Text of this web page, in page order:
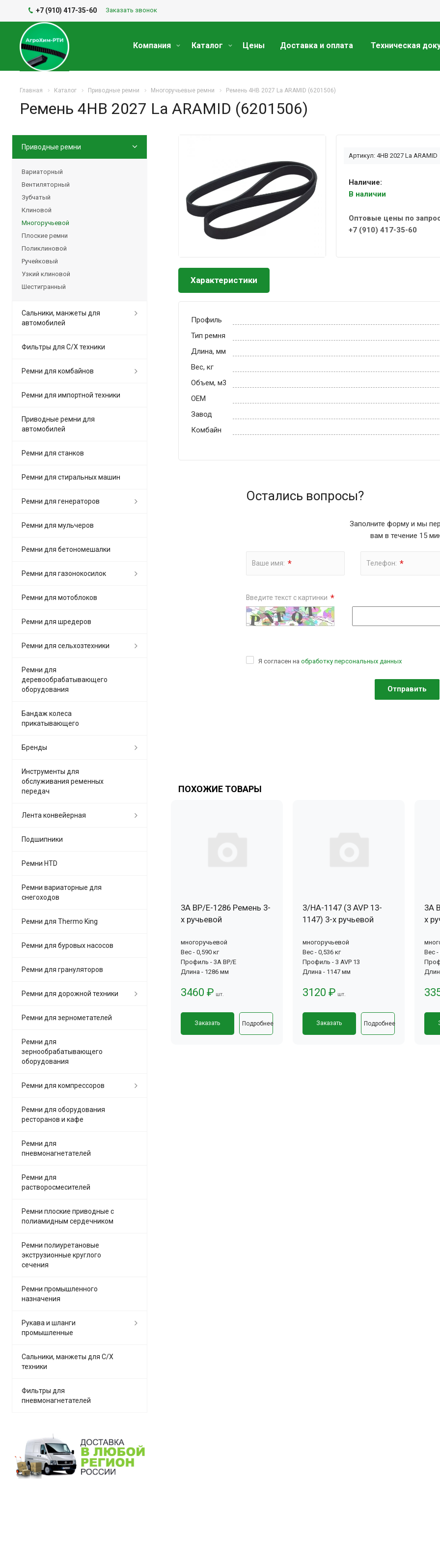
+7 (910) 417-35-60 Заказать звонок
Компания Каталог Цены Доставка и оплата Техническая
Главная Каталог Приводные ремни Многоручьевые ремни Ремень 4HB 2027 La ARAMID (6201506)
Ремень 4HB 2027 La ARAMID (6201506)
Артикул: 4HB 2027 La ARAMID
Наличие:
В наличии
Оптовые цены по
+7 (910) 417-35-60
Характеристики
Профиль
Тип ремня
Длина, мм
Вес, кг
Объем, м3
OEM
Завод
Комбайн
Остались вопросы?
Заполните форму и мы
вам в течение 15
Ваше имя: * Телефон: *
Введите текст с картинки *
Я согласен на обработку персональных данных
ПОХОЖИЕ ТОВАРЫ
3А BP/E-1286 Ремень 3-
х ручьевой
многоручьевой
Вес - 0,590 кг
Профиль - 3А BP/E
Длина - 1286 мм
3460 ₽ шт.
Заказать Подробнее
3/HA-1147 (3 AVP 13-
1147) 3-х ручьевой
многоручьевой
Вес - 0,536 кг
Профиль - 3 AVP 13
Длина - 1147 мм
3120 ₽ шт.
Заказать Подробнее
3А
х
Вес -
Приводные ремни
Вариаторный
Вентиляторный
Зубчатый
Клиновой
Многоручьевой
Плоские ремни
Поликлиновой
Ручейковый
Узкий клиновой
Шестигранный
Сальники, манжеты для
автомобилей
Фильтры для С/Х техники
Ремни для комбайнов
Ремни для импортной техники
Приводные ремни для
автомобилей
Ремни для станков
Ремни для стиральных машин
Ремни для генераторов
Ремни для мульчеров
Ремни для бетономешалки
Ремни для газонокосилок
Ремни для мотоблоков
Ремни для шредеров
Ремни для сельхозтехники
Ремни для
деревообрабатывающего
оборудования
Бандаж колеса
прикатывающего
Бренды
Инструменты для
обслуживания ременных
передач
Лента конвейерная
Подшипники
Ремни HTD
Ремни вариаторные для
снегоходов
Ремни для Thermo King
Ремни для буровых насосов
Ремни для грануляторов
Ремни для дорожной техники
Ремни для зернометателей
Ремни для
зернообрабатывающего
оборудования
Ремни для компрессоров
Ремни для оборудования
ресторанов и кафе
Ремни для
пневмонагнетателей
Ремни для
растворосмесителей
Ремни плоские приводные с
полиамидным сердечником
Ремни полиуретановые
экструзионные круглого
сечения
Ремни промышленного
назначения
Рукава и шланги
промышленные
Сальники, манжеты для С/Х
техники
Фильтры для
пневмонагнетателей